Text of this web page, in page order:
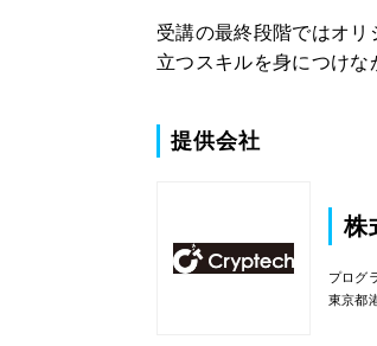
受講の最終段階ではオ
立つスキルを身につけな
提供会社
株
プログ
東京都